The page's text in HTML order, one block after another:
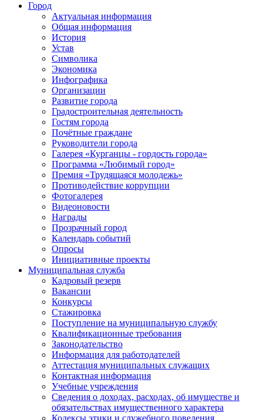
Город
Актуальная информация
Общая информация
История
Устав
Символика
Экономика
Инфографика
Организации
Развитие города
Градостроительная деятельность
Гостям города
Почётные граждане
Руководители города
Галерея «Курганцы - гордость города»
Программа «Любимый город»
Премия «Трудящаяся молодежь»
Противодействие коррупции
Фотогалерея
Видеоновости
Награды
Прозрачный город
Календарь событий
Опросы
Инициативные проекты
Муниципальная служба
Кадровый резерв
Вакансии
Конкурсы
Стажировка
Поступление на муниципальную службу
Квалификационные требования
Законодательство
Информация для работодателей
Аттестация муниципальных служащих
Контактная информация
Учебные учреждения
Сведения о доходах, расходах, об имуществе и
обязательствах имущественного характера
Кодексы этики и служебного поведения